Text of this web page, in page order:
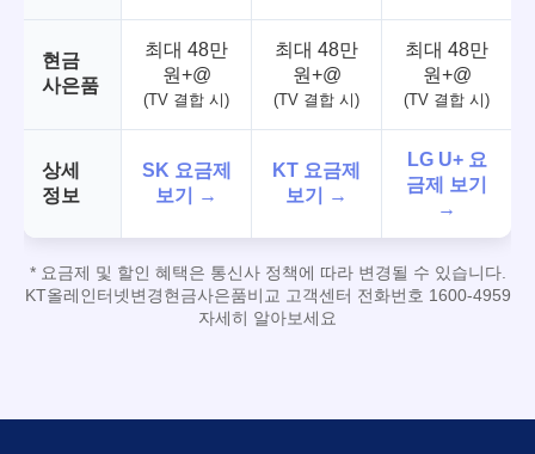
현금
사은품
최대 48만
원+@
(TV 결합 시)
최대 48만
원+@
(TV 결합 시)
최대 48만
원+@
(TV 결합 시)
상세
정보
SK 요금제
보기 →
KT 요금제
보기 →
LG U+ 요
금제 보기
→
* 요금제 및 할인 혜택은 통신사 정책에 따라 변경될 수 있습니다.
KT올레인터넷변경현금사은품비교 고객센터 전화번호 1600-4959
자세히 알아보세요